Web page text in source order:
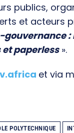
publics,
et acteurs
paperless».
et via
POLYTECHNIQUE